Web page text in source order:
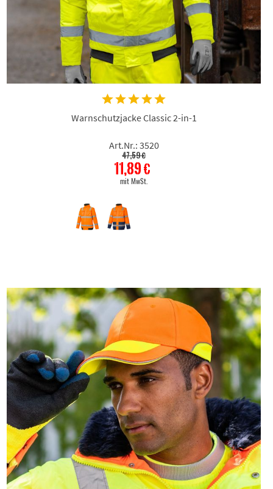
Warnschutzjacke Classic 2-in-1
Art.Nr.: 3520
47,59 €
11,89 €
mit MwSt.